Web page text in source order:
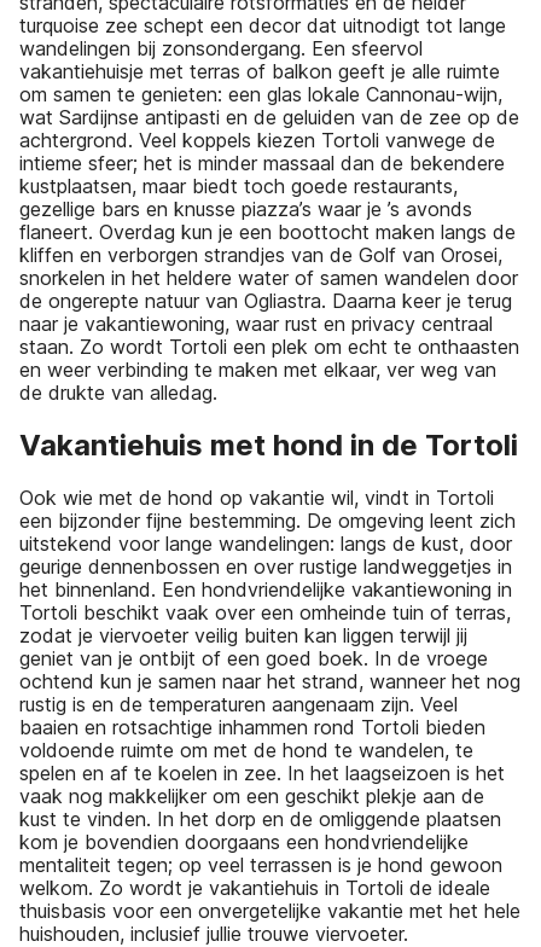
turquoise zee schept een decor dat uitnodigt tot lange
wandelingen bij zonsondergang. Een sfeervol
vakantiehuisje met terras of balkon geeft je alle ruimte
om samen te genieten: een glas lokale Cannonau-wijn,
wat Sardijnse antipasti en de geluiden van de zee op de
achtergrond. Veel koppels kiezen Tortoli vanwege de
intieme sfeer; het is minder massaal dan de bekendere
kustplaatsen, maar biedt toch goede restaurants,
gezellige bars en knusse piazza’s waar je ’s avonds
flaneert. Overdag kun je een boottocht maken langs de
kliffen en verborgen strandjes van de Golf van Orosei,
snorkelen in het heldere water of samen wandelen door
de ongerepte natuur van Ogliastra. Daarna keer je terug
naar je vakantiewoning, waar rust en privacy centraal
staan. Zo wordt Tortoli een plek om echt te onthaasten
en weer verbinding te maken met elkaar, ver weg van
de drukte van alledag.
Vakantiehuis met hond in de Tortoli
Ook wie met de hond op vakantie wil, vindt in Tortoli
een bijzonder fijne bestemming. De omgeving leent zich
uitstekend voor lange wandelingen: langs de kust, door
geurige dennenbossen en over rustige landweggetjes in
het binnenland. Een hondvriendelijke vakantiewoning in
Tortoli beschikt vaak over een omheinde tuin of terras,
zodat je viervoeter veilig buiten kan liggen terwijl jij
geniet van je ontbijt of een goed boek. In de vroege
ochtend kun je samen naar het strand, wanneer het nog
rustig is en de temperaturen aangenaam zijn. Veel
baaien en rotsachtige inhammen rond Tortoli bieden
voldoende ruimte om met de hond te wandelen, te
spelen en af te koelen in zee. In het laagseizoen is het
vaak nog makkelijker om een geschikt plekje aan de
kust te vinden. In het dorp en de omliggende plaatsen
kom je bovendien doorgaans een hondvriendelijke
mentaliteit tegen; op veel terrassen is je hond gewoon
welkom. Zo wordt je vakantiehuis in Tortoli de ideale
thuisbasis voor een onvergetelijke vakantie met het hele
huishouden, inclusief jullie trouwe viervoeter.